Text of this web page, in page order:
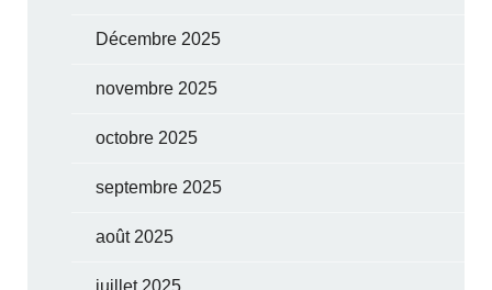
Décembre 2025
novembre 2025
octobre 2025
septembre 2025
août 2025
juillet 2025